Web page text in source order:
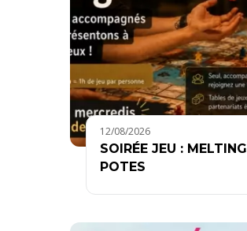
12/08/2026
SOIRÉE JEU : MELTING
POTES